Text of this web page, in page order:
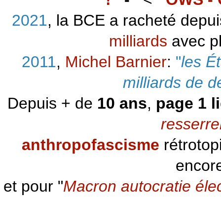
2021, la BCE a racheté
milliards avec
2011, Michel Barnier: "les
milliards de
Depuis + de 10 ans, page 1
anthropofascisme
et pour "Macron autocratie